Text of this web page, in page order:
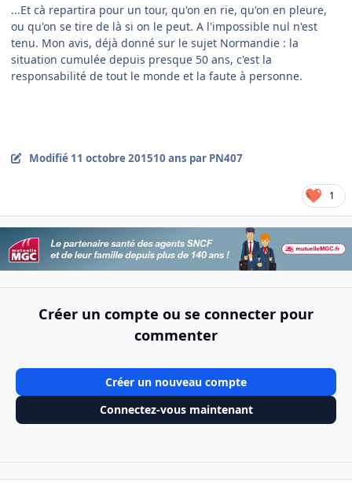
...Et cà repartira pour un tour, qu'on en rie, qu'on en pleure,
ou qu'on se tire de là si on le peut. A l'impossible nul n'est
tenu. Mon avis, déjà donné sur le sujet Normandie : la
situation cumulée depuis presque 50 ans, c'est la
responsabilité de tout le monde et la faute à personne.
Modifié 11 octobre 201510 ans par PN407
1
Créer un compte ou se connecter pour
commenter
Créer un nouveau compte
Connectez-vous maintenant